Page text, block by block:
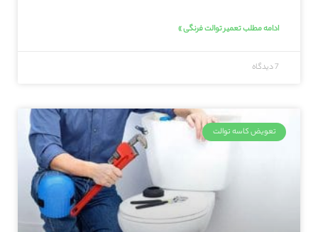
ادامه مطلب تعمیر توالت فرنگی »
7 دیدگاه
تعویض کاسه توالت